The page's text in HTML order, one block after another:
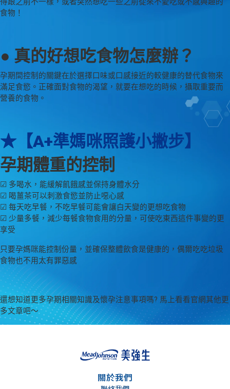
食物！
● 真的好想吃食物怎麼辦？
孕期間控制的關鍵在於選擇口味或口感接近的較健康的替代食物來
滿足食慾。正確面對食物的渴望，就要在想吃的時候，攝取重要而
營養的食物。
★【A+準媽咪照護小撇步】
孕期體重的控制
☑ 多喝水，能緩解飢餓感並保持身體水分
☑ 喝薑茶可以刺激食慾並防止噁心感
☑ 每天吃早餐，不吃早餐可能會讓白天變的更想吃食物
☑ 少量多餐，減少每餐食物食用的分量，可使吃東西這件事變的更
享受
只要孕媽咪能控制份量，並確保整體飲食是健康的，偶爾吃吃垃圾
食物也不用太有罪惡感
還想知道更多孕期相關知識及懷孕注意事項嗎? 馬上看看官網其他更
多文章吧～
關於我們